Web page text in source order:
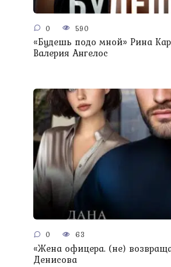
0 590
«Будешь подо мной» Рина
Валерия Ангелос
0 63
«Жена офицера. (не)
Денисова